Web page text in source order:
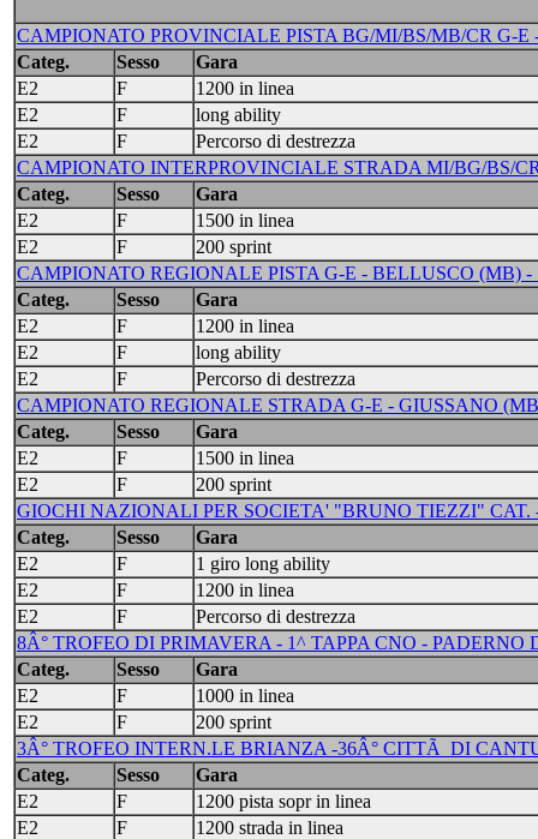
CAMPIONATO PROVINCIALE PISTA BG/MI/BS/MB/CR G-
Categ.
Sesso
Gara
E2
F
1200 in linea
E2
F
long ability
E2
F
Percorso di destrezza
CAMPIONATO INTERPROVINCIALE STRADA MI/BG/BS/
Categ.
Sesso
Gara
E2
F
1500 in linea
E2
F
200 sprint
CAMPIONATO REGIONALE PISTA G-E - BELLUSCO (MB) -
Categ.
Sesso
Gara
E2
F
1200 in linea
E2
F
long ability
E2
F
Percorso di destrezza
CAMPIONATO REGIONALE STRADA G-E - GIUSSANO
Categ.
Sesso
Gara
E2
F
1500 in linea
E2
F
200 sprint
GIOCHI NAZIONALI PER SOCIETA' "BRUNO TIEZZI" CAT.
Categ.
Sesso
Gara
E2
F
1 giro long ability
E2
F
1200 in linea
E2
F
Percorso di destrezza
8Â° TROFEO DI PRIMAVERA - 1^ TAPPA CNO - PADERNO
Categ.
Sesso
Gara
E2
F
1000 in linea
E2
F
200 sprint
3Â° TROFEO INTERN.LE BRIANZA -36Â° CITTÃ DI
Categ.
Sesso
Gara
E2
F
1200 pista sopr in linea
E2
F
1200 strada in linea